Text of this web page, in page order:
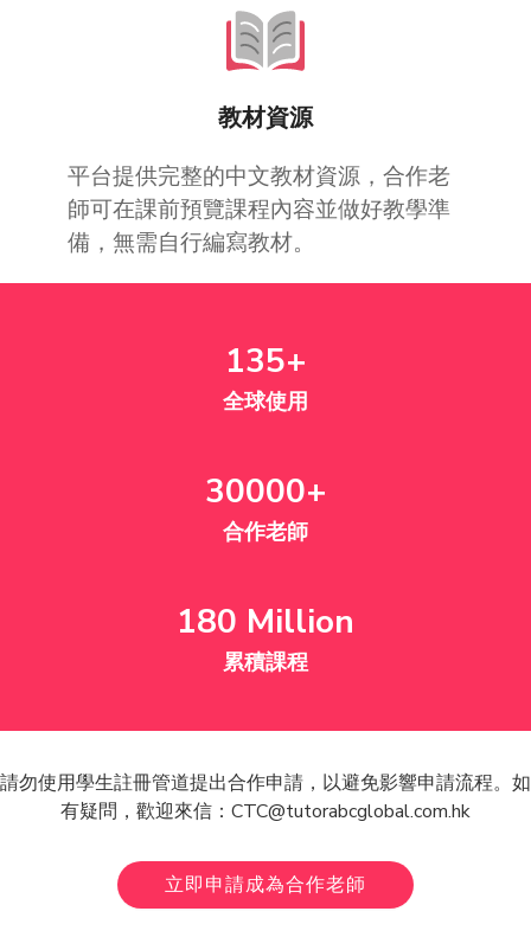
教材資源
平台提供完整的中文教材資源，合作老
師可在課前預覽課程內容並做好教學準
備，無需自行編寫教材。
135+
全球使用
30000+
合作老師
180 Million
累積課程
請勿使用學生註冊管道提出合作申請，以避免影響申請流程。如
有疑問，歡迎來信：CTC@tutorabcglobal.com.hk
立即申請成為合作老師